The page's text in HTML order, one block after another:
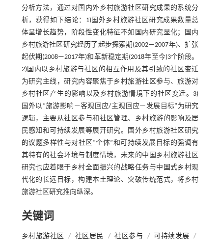
分析方法，通过对国内外乡村旅游社区研究成果的系统分
析，获得如下结论：1)国外乡村旅游社区研究成果数量总
体呈增长趋势，阶段性变化特征不如国内研究显化；国内
乡村旅游社区研究经历了起步探索期(2002—2007年)、扩张
起伏期(2008—2017年)和革新稳定期(2018年至今)3个阶段。
2)国内以乡村旅游与社区的相互作用及其引致的社区变迁
为研究主线，研究内容聚焦于乡村旅游社区参与、旅游对
乡村社区产生的影响以及乡村旅游情境下的社区变迁。3)
国外以“旅游影响—客观回应/主观回应—发展目标”为研究
逻辑，主要从社区参与和社区管理、乡村旅游的影响及居
民感知和可持续发展等展开研究。国外乡村旅游社区研究
的议题多样性与对社区“个体”和可持续发展目标的强调有
其特有的社会环境与制度情境，未来的中国乡村旅游社区
研究也应着眼于乡村全面振兴的战略任务与中国式乡村现
代化的长远目标，构建本土理论、突破传统范式，将乡村
旅游社区研究推向纵深。
关键词
乡村旅游社区 / 社区居民 / 社区参与 / 可持续发展
/